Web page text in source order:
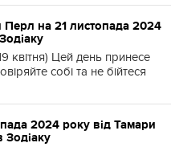
на 21 листопада 2024
квітня) Цей день принесе
собі та не бійтеся
2024 року від Тамари
Зодіаку